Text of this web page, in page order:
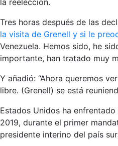
la reelección.
Tres horas después de las
la visita de Grenell y si le
Venezuela. Hemos sido, he
importante, han tratado muy
Y añadió: “Ahora queremos
libre. (Grenell) se está
Estados Unidos ha
2019, durante el primer
presidente interino del país